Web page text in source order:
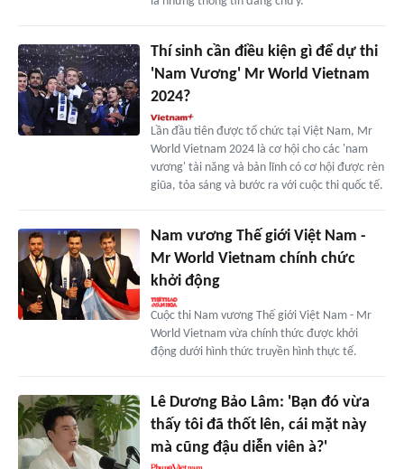
Thí sinh cần điều kiện gì để dự thi
'Nam Vương' Mr World Vietnam
2024?
Lần đầu tiên được tổ chức tại Việt Nam, Mr
World Vietnam 2024 là cơ hội cho các 'nam
vương' tài năng và bản lĩnh có cơ hội được rèn
giũa, tỏa sáng và bước ra với cuộc thi quốc tế.
Nam vương Thế giới Việt Nam -
Mr World Vietnam chính chức
khởi động
Cuộc thi Nam vương Thế giới Việt Nam - Mr
World Vietnam vừa chính thức được khởi
động dưới hình thức truyền hình thực tế.
Lê Dương Bảo Lâm: 'Bạn đó vừa
thấy tôi đã thốt lên, cái mặt này
mà cũng đậu diễn viên à?'